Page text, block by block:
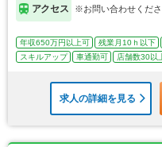
アクセス ※お問い合わせくだ
年収650万円以上可 残業月10ｈ以下
スキルアップ
車通勤可 店舗数30以
求人の詳細を見る